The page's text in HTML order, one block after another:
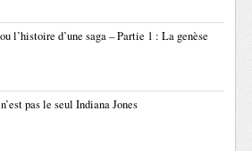
l’histoire d’une saga – Partie 1 : La genèse
pas le seul Indiana Jones